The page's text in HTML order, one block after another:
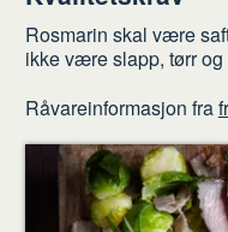
Rosmarin skal være
ikke være slapp, tørr og
Råvareinformasjon fra